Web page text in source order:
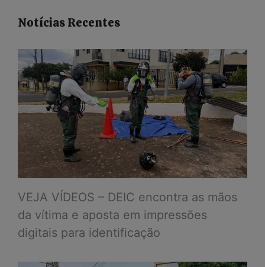
Notícias Recentes
VEJA VÍDEOS – DEIC encontra as mãos
da vítima e aposta em impressões
digitais para identificação